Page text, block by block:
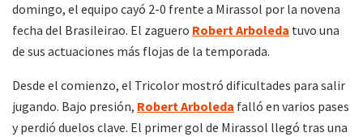
domingo, el equipo cayó 2-0 frente a Mirassol por la novena
fecha del Brasileirao. El zaguero Robert Arboleda tuvo una
de sus actuaciones más flojas de la temporada.
Desde el comienzo, el Tricolor mostró dificultades para salir
jugando. Bajo presión, Robert Arboleda falló en varios pases
y perdió duelos clave. El primer gol de Mirassol llegó tras una